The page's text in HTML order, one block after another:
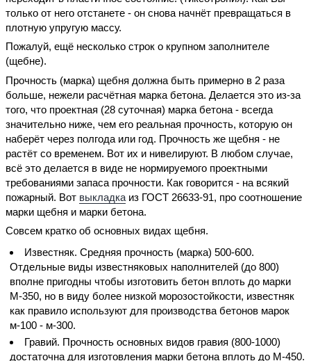
только от него отстанете - он снова начнёт превращаться в
плотную упругую массу.
Пожалуй, ещё несколько строк о крупном заполнителе
(щебне).
Прочность (марка) щебня должна быть примерно в 2 раза
больше, нежели расчётная марка бетона. Делается это из-за
того, что проектная (28 суточная) марка бетона - всегда
значительно ниже, чем его реальная прочность, которую он
наберёт через полгода или год. Прочность же щебня - не
растёт со временем. Вот их и нивелируют. В любом случае,
всё это делается в виде не нормируемого проектными
требованиями запаса прочности. Как говорится - на всякий
пожарный. Вот выкладка из ГОСТ 26633-91, про соотношение
марки щебня и марки бетона.
Совсем кратко об основных видах щебня.
Известняк. Средняя прочность (марка) 500-600.
Отдельные виды известняковых наполнителей (до 800)
вполне пригодны чтобы изготовить бетон вплоть до марки
М-350, но в виду более низкой морозостойкости, известняк
как правило используют для производства бетонов марок
м-100 - м-300.
Гравий. Прочность основных видов гравия (800-1000)
достаточна для изготовления марки бетона вплоть до М-450.